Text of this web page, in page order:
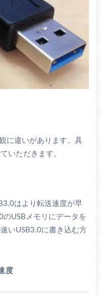
に違いがあります。具
いただきます。
はより転送速度が早
のUSBメモリにデータを
いUSB3.0に書き込む方
度